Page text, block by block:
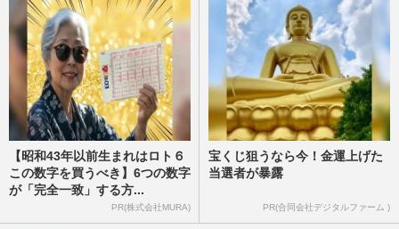
【昭和43年以前生まれはロト６
この数字を買うべき】6つの数字
が「完全一致」する方...
PR(株式会社MURA)
宝くじ狙うなら今！金運上げた
当選者が暴露
PR(合同会社デジタルファーム )